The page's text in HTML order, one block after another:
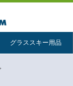
グラススキー用品